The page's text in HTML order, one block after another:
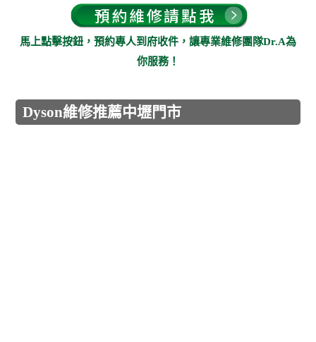
馬上點擊按鈕，預約專人到府收件，讓專業維修團隊Dr.A為
你服務！
Dyson維修推薦中壢門市